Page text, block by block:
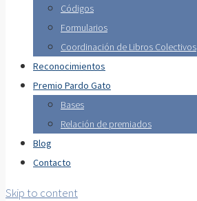
Códigos
Formularios
Coordinación de Libros Colectivos
Reconocimientos
Premio Pardo Gato
Bases
Relación de premiados
Blog
Contacto
Skip to content